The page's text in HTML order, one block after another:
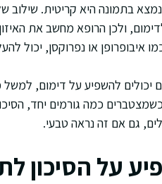
ולכן הרופא מחשב את
איבופרופן או נפרוקסן, יכול
כמה גורמים יחד,
גם אם זה נראה טבעי.
על הסיכון